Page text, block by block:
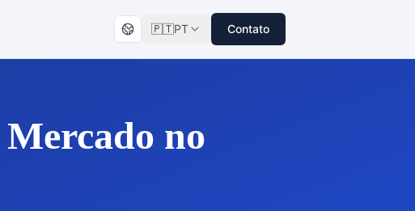
🇵🇹PT Contato
Mercado no